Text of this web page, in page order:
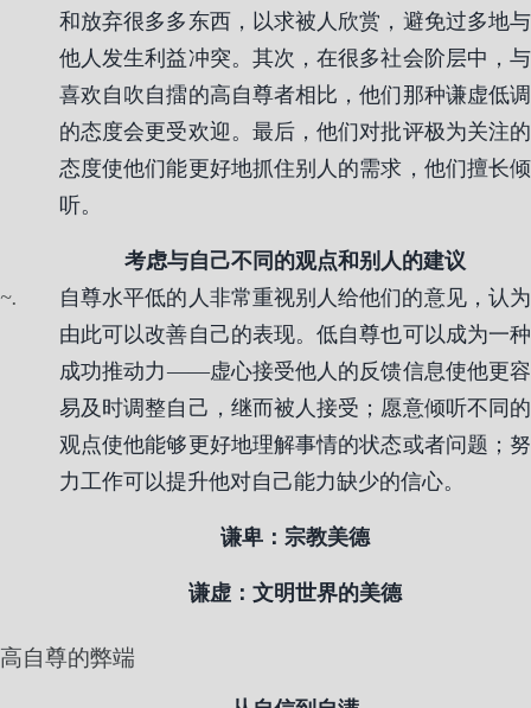
和放弃很多多东西，以求被人欣赏，避免过多地与
他人发生利益冲突。其次，在很多社会阶层中，与
喜欢自吹自擂的高自尊者相比，他们那种谦虚低调
的态度会更受欢迎。最后，他们对批评极为关注的
态度使他们能更好地抓住别人的需求，他们擅长倾
听。
考虑与自己不同的观点和别人的建议
.
自尊水平低的人非常重视别人给他们的意见，认为
由此可以改善自己的表现。低自尊也可以成为一种
成功推动力——虚心接受他人的反馈信息使他更容
易及时调整自己，继而被人接受；愿意倾听不同的
观点使他能够更好地理解事情的状态或者问题；努
力工作可以提升他对自己能力缺少的信心。
谦卑：宗教美德
谦虚：文明世界的美德
高自尊的弊端